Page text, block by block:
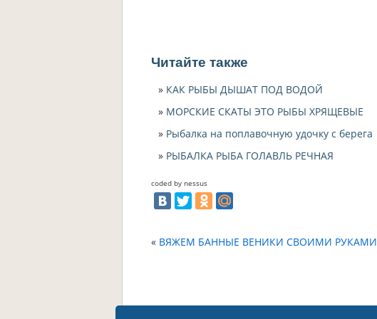
Читайте также
КАК РЫБЫ ДЫШАТ ПОД ВОДОЙ
МОРСКИЕ СКАТЫ ЭТО РЫБЫ ХРЯЩЕВЫЕ
Рыбалка на поплавочную удочку с берега
РЫБАЛКА РЫБА ГОЛАВЛЬ РЕЧНАЯ
coded by nessus
« ВЯЖЕМ БАННЫЕ ВЕНИКИ СВОИМИ РУКАМИ